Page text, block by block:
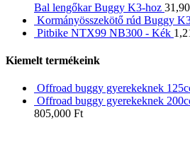
Bal lengőkar Buggy K3-hoz
Kormányösszekötő rúd Buggy
Pitbike NTX99 NB300 - Kék
Kiemelt termékeink
Offroad buggy gyerekeknek
Offroad buggy gyerekeknek
805,000 Ft